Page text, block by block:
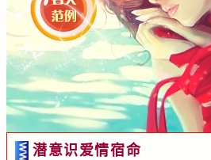
潜意识爱情宿命